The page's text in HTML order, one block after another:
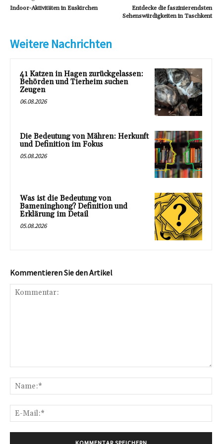
Indoor-Aktivitäten in Euskirchen
Entdecke die faszinierendsten
Sehenswürdigkeiten in Taschkent
Weitere Nachrichten
41 Katzen in Hagen zurückgelassen:
Behörden und Tierheim suchen
Zeugen
06.08.2026
Die Bedeutung von Mähren: Herkunft
und Definition im Fokus
05.08.2026
Was ist die Bedeutung von
Bameninghong? Definition und
Erklärung im Detail
05.08.2026
Kommentieren Sie den Artikel